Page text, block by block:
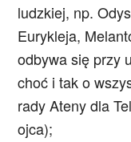
ludzkiej, np.
Eurykleja,
odbywa się przy
choć i tak o
rady Ateny dla
ojca);